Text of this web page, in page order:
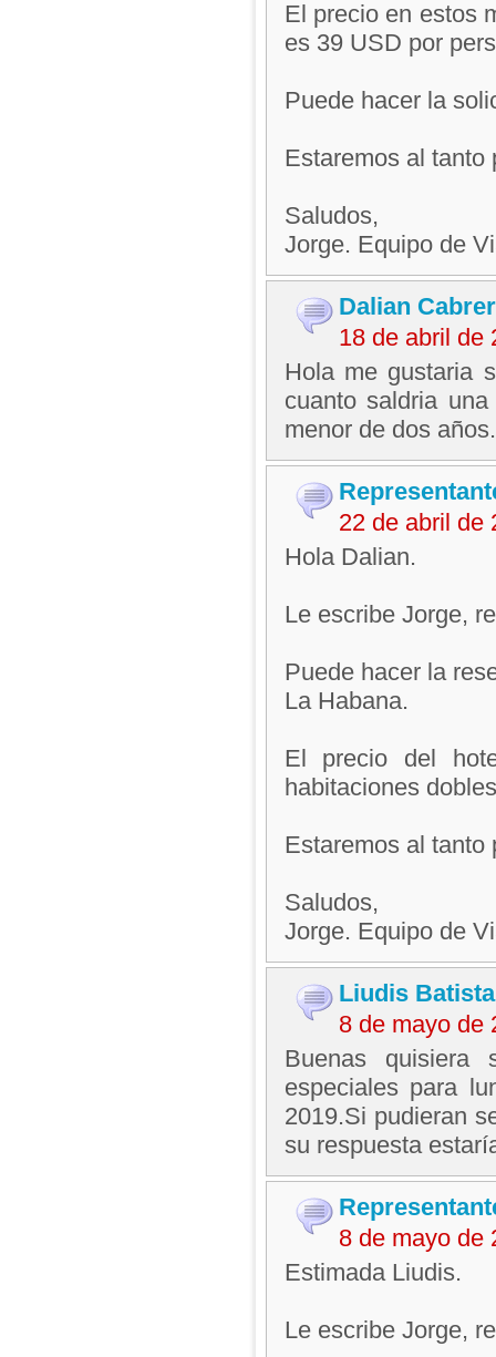
El precio en estos
es 39 USD por
Puede hacer la
Estaremos al tanto
Saludos,
Jorge. Equipo de
Dalian
18 de abril de
Hola me gustaria
cuanto saldria
menor de dos
22 de abril de
Hola Dalian.
Le escribe Jorge,
Puede hacer la
La Habana.
El precio del
habitaciones
Estaremos al tanto
Saludos,
Jorge. Equipo de
Liudis
8 de mayo de
Buenas quisiera
especiales para
2019.Si pudieran
su respuesta
8 de mayo de
Estimada Liudis.
Le escribe Jorge,